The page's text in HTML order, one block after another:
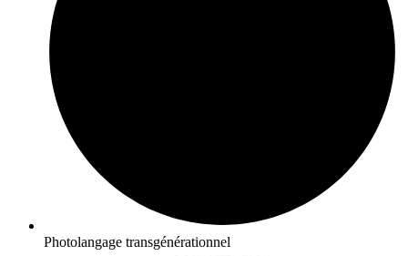
Photolangage transgénérationnel